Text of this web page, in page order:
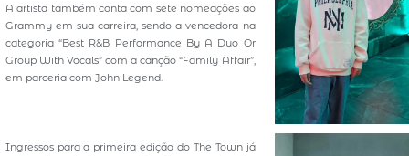
A artista também conta com sete nomeações ao
Grammy em sua carreira, sendo a vencedora na
categoria “Best R&B Performance By A Duo Or
Group With Vocals” com a canção “Family Affair”,
em parceria com John Legend.
Ingressos para a primeira edição do The Town já